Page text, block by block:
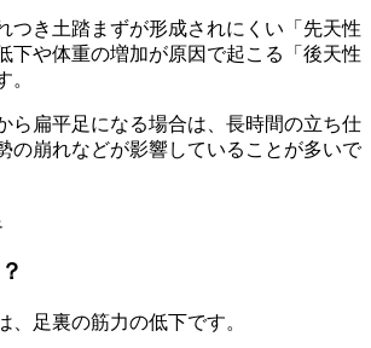
つき土踏まずが形成されにくい「先天性
下や体重の増加が原因で起こる「後天性
。
ら扁平足になる場合は、長時間の立ち仕
の崩れなどが影響していることが多いで
、足裏の筋力の低下です。